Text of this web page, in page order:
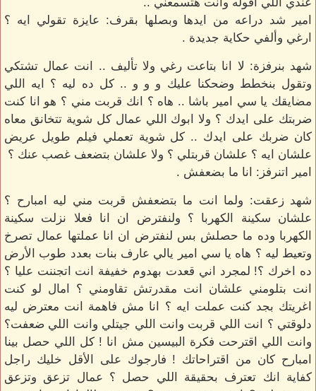
امير شد دراعه من ايدها وبصلها بقرف: عايزة تقولي ايه ؟
ارغي وألفي حكاية جديدة .
شهد بنرفزة: لا انا بتاعت رغي ولا تأليف .. انت عمال تشتكي
وتقول بنخطط وضحكنا عليك و و و .. كل ده ليه ؟ ايه اللي
مضايقك يا سي امير باشا .. هاه ؟ انك قربت مني ؟ هو انا كنت
ضربتك على ايدك ؟ ولا ابوك اللي عمال كل شوية تتخانق معاه
كان ضربك على ايدك .. كل شوية تعملي فيلم طويل عريض
علشان ايه ؟ علشان قربتلي ؟ ولا علشان بتضعف غصب عنك ؟
امير اتنرفز: انا ما بضعفش .
شهد زعقت: ولما انت ما بتضعفش قربت مني ليه امبارح ؟
علشان سكينة الكهربا ؟ ولنفترض ان انا فعلا نزلت سكينة
الكهربا وده ما حصلش بس لنفترض ان انا عملتها عمال تصرخ
وتعيط ليه ؟ هاه يا سي امير يالي عارف بنات بعدد طوب الأرض
ده اخرك ؟! لمجرد اني قعدت بهدوم خفيفة انت اتجننت عليا ؟
انت بتلومني علشان انت مقدرتش تقاومني ؟ امال لو كنت
اغريتك بجد كنت عملت ايه ؟ انا مش فاهمة انت معترض ليه
دلوقتي ؟ انت اللي قربت وانت اللي جيتلي وانت اللي ضعفت؟
وانت اللي اقترحت فكرة البيسين مش انا ! كل اللي حصل بينا
امبارح كان من اقتراحاتك ! فارجوك على الأقل خليك راجل
كفاية انك تعترف بحقيقة اللي حصل ؟ عمال تزعق وتزعق